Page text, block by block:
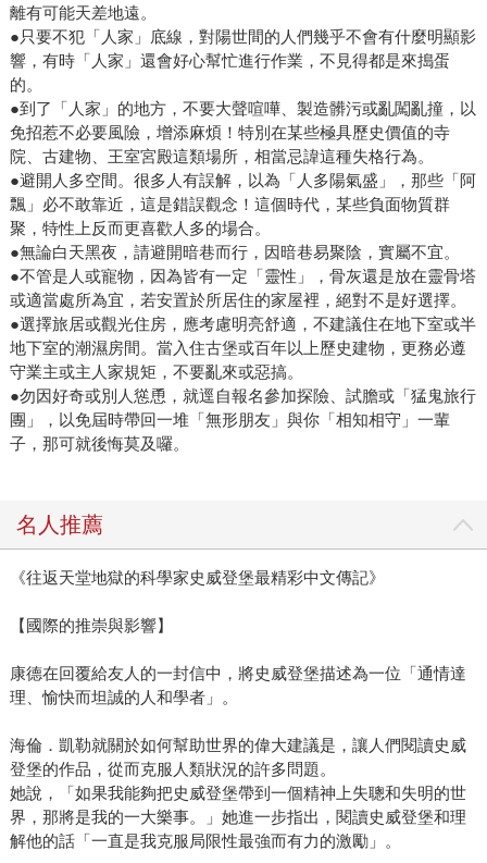
離有可能天差地遠。
●只要不犯「人家」底線，對陽世間的人們幾乎不會有什麼明顯影
響，有時「人家」還會好心幫忙進行作業，不見得都是來搗蛋
的。
●到了「人家」的地方，不要大聲喧嘩、製造髒污或亂闖亂撞，以
免招惹不必要風險，增添麻煩！特別在某些極具歷史價值的寺
院、古建物、王室宮殿這類場所，相當忌諱這種失格行為。
●避開人多空間。很多人有誤解，以為「人多陽氣盛」，那些「阿
飄」必不敢靠近，這是錯誤觀念！這個時代，某些負面物質群
聚，特性上反而更喜歡人多的場合。
●無論白天黑夜，請避開暗巷而行，因暗巷易聚陰，實屬不宜。
●不管是人或寵物，因為皆有一定「靈性」，骨灰還是放在靈骨塔
或適當處所為宜，若安置於所居住的家屋裡，絕對不是好選擇。
●選擇旅居或觀光住房，應考慮明亮舒適，不建議住在地下室或半
地下室的潮濕房間。當入住古堡或百年以上歷史建物，更務必遵
守業主或主人家規矩，不要亂來或惡搞。
●勿因好奇或別人慫恿，就逕自報名參加探險、試膽或「猛鬼旅行
團」，以免屆時帶回一堆「無形朋友」與你「相知相守」一輩
子，那可就後悔莫及囉。
名人推薦
《往返天堂地獄的科學家史威登堡最精彩中文傳記》
【國際的推崇與影響】
康德在回覆給友人的一封信中，將史威登堡描述為一位「通情達
理、愉快而坦誠的人和學者」。
海倫．凱勒就關於如何幫助世界的偉大建議是，讓人們閱讀史威
登堡的作品，從而克服人類狀況的許多問題。
她說，「如果我能夠把史威登堡帶到一個精神上失聰和失明的世
界，那將是我的一大樂事。」她進一步指出，閱讀史威登堡和理
解他的話「一直是我克服局限性最強而有力的激勵」。